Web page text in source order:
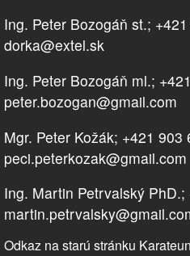
Ing. Peter Bozogáň st.;
dorka@extel.sk
Ing. Peter Bozogáň ml.;
peter.bozogan@gmail.com
Mgr. Peter Kožák; +421 903
peci.peterkozak@gmail.com
Ing. Martin Petrvalský
Odkaz na starú stránku